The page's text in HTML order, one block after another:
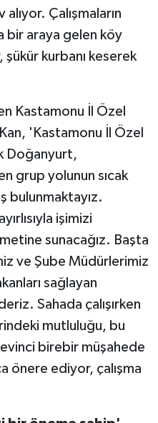
Çalışmaların
bir araya gelen köy
kurbanı keserek
Kastamonu İl Özel
'Kastamonu İl Özel
Doğanyurt,
grup yolunun sıcak
bulunmaktayız.
işimizi
sunacağız. Başta
ve Şube Müdürlerimiz
sağlayan
Sahada çalışırken
mutluluğu, bu
birebir müşahede
önere ediyor, çalışma